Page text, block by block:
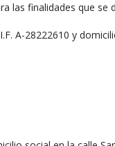
las finalidades que se
A-28222610 y